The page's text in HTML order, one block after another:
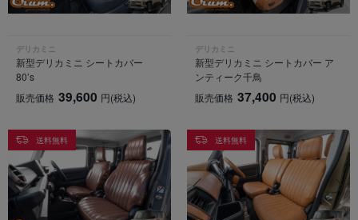
デリカミニ
新型デリカミニ シートカバー
80’s
販売価格 39,600 円(税込)
デリカミニ
新型デリカミニ シートカバー ア
ンティーク千鳥
販売価格 37,400 円(税込)
送料無料 送料無料